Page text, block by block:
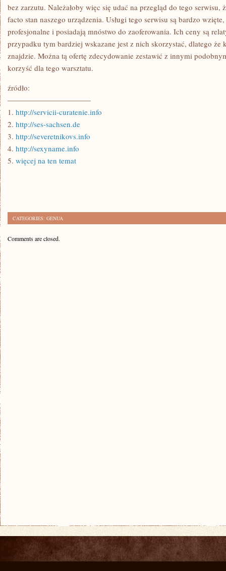
bez zarzutu. Należałoby więc się udać na przegląd do tego serwisu,
facto stan naszego urządzenia. Usługi tego serwisu są bardzo
profesjonalne i posiadają mnóstwo do zaoferowania. Ich ceny są
przypadku tym bardziej wskazane jest z nich skorzystać, dlatego
znajdzie. Można tą ofertę zdecydowanie zestawić z innymi
korzyść dla tego warsztatu.
źródło:
———————————
1. http://servicii-curatenie.info
2. http://ses-sachsen.de
3. http://severetnikovs.info
4. http://sexyname.info
5. więcej na ten temat
CATEGORIES: GENUA
Comments are closed.